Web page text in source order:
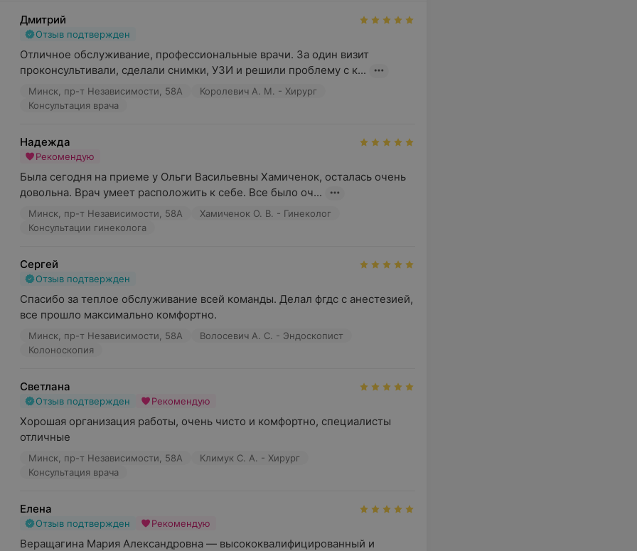
Дмитрий
Отзыв подтвержден
Отличное обслуживание, профессиональные врачи. За один визит
проконсультивали, сделали снимки, УЗИ и решили проблему с к...
Минск, пр-т Независимости, 58А
Королевич А. М. - Хирург
Консультация врача
Надежда
Рекомендую
Была сегодня на приеме у Ольги Васильевны Хамиченок, осталась очень
довольна. Врач умеет расположить к себе. Все было оч...
Минск, пр-т Независимости, 58А
Хамиченок О. В. - Гинеколог
Консультации гинеколога
Сергей
Отзыв подтвержден
Спасибо за теплое обслуживание всей команды. Делал фгдс с анестезией,
все прошло максимально комфортно.
Минск, пр-т Независимости, 58А
Волосевич А. С. - Эндоскопист
Колоноскопия
Светлана
Отзыв подтвержден Рекомендую
Хорошая организация работы, очень чисто и комфортно, специалисты
отличные
Минск, пр-т Независимости, 58А
Климук С. А. - Хирург
Консультация врача
Елена
Отзыв подтвержден Рекомендую
Веращагина Мария Александровна — высококвалифицированный и